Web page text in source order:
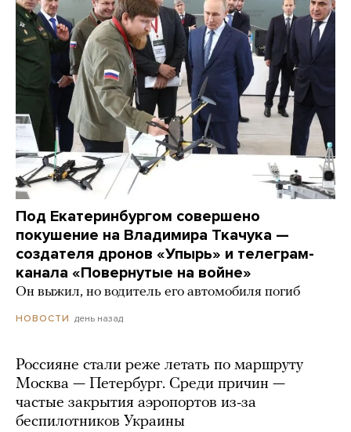
Под Екатеринбургом совершено
покушение на Владимира Ткачука —
создателя дронов «Упырь» и телеграм-
канала «Повернутые на войне»
Он выжил, но водитель его автомобиля погиб
НОВОСТИ день назад
Россияне стали реже летать по маршруту
Москва — Петербург. Среди причин —
частые закрытия аэропортов из-за
беспилотников Украины